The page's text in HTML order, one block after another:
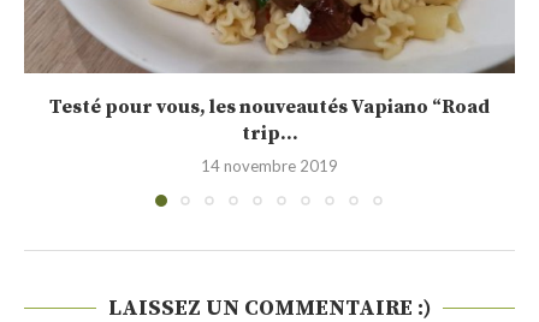
Testé pour vous, les nouveautés printanières
Vapiano
24 avril 2019
LAISSEZ UN COMMENTAIRE :)